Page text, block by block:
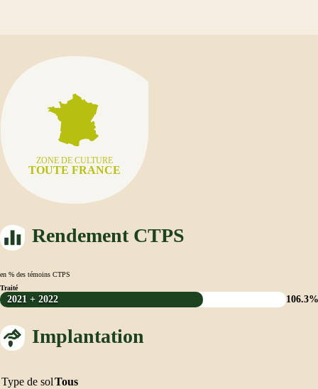
ZONE DE CULTURE
TOUTE FRANCE
Rendement CTPS
en % des témoins CTPS
Traité
2021 + 2022
Implantation
Type de solTous